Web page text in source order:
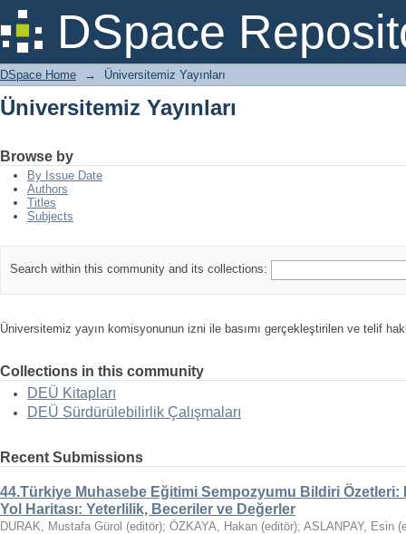
DSpace
Üniversitemiz Yayınları
DSpace Home → Üniversitemiz Yayınları
Üniversitemiz Yayınları
Browse by
By Issue Date
Authors
Titles
Subjects
Search within this community and its collections:
Üniversitemiz yayın komisyonunun izni ile basımı gerçekleştirilen ve telif
Collections in this community
DEÜ Kitapları
DEÜ Sürdürülebilirlik Çalışmaları
Recent Submissions
44.Türkiye Muhasebe Eğitimi Sempozyumu Bildiri
Yol Haritası: Yeterlilik, Beceriler ve Değerler
DURAK, Mustafa Gürol (editör); ÖZKAYA, Hakan (editör); ASLANPAY, Esin